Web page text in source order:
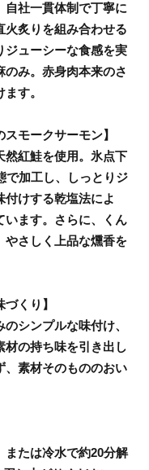
自社一貫体制で丁寧に
火炙りを組み合わせる
ジューシーな食感を実
み。赤身肉本来のさ
す。
モークサーモン】
然紅鮭を使用。氷点下
で加工し、しっとりジ
付けする乾塩法によ
います。さらに、くん
やさしく上品な燻香を
くり】
シンプルな味付け、
材の持ち味を引き出し
、素材そのもののおい
または冷水で約20分解